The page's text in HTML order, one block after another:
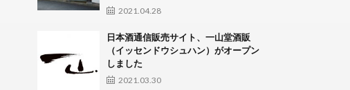
2021.04.28
日本酒通信販売サイト、一山堂酒販
（イッセンドウシュハン）がオープン
しました
2021.03.30